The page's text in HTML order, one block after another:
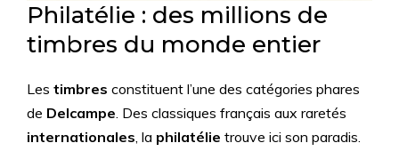
Philatélie : des millions de
timbres du monde entier
Les timbres constituent l’une des catégories phares
de Delcampe. Des classiques français aux raretés
internationales, la philatélie trouve ici son paradis.